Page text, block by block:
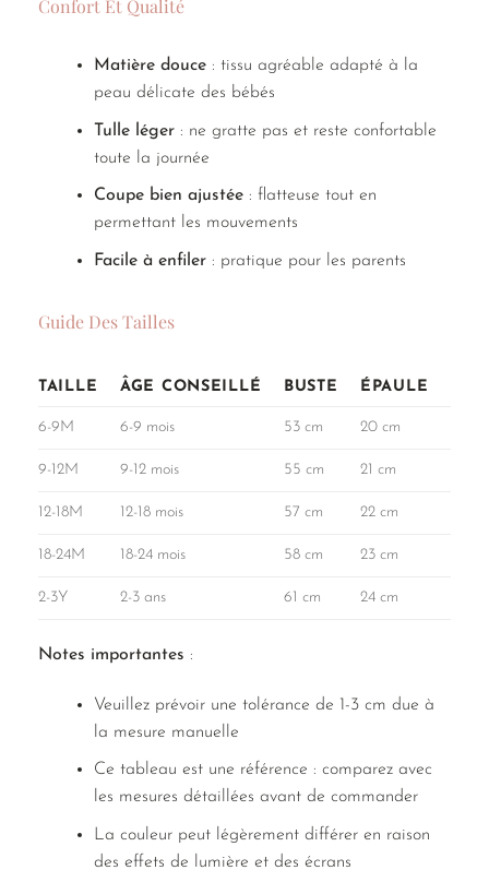
Confort Et Qualité
Matière douce: tissu agréable adapté à la
peau délicate des bébés
Tulle léger: ne gratte pas et reste confortable
toute la journée
Coupe bien ajustée: flatteuse tout en
permettant les mouvements
Facile à enfiler: pratique pour les parents
Guide Des Tailles
TAILLE ÂGE CONSEILLÉ BUSTE ÉPAULE
6-9M 6-9 mois 53 cm 20 cm
9-12M 9-12 mois 55 cm 21 cm
12-18M 12-18 mois 57 cm 22 cm
18-24M 18-24 mois 58 cm 23 cm
2-3Y 2-3 ans 61 cm 24 cm
Notes importantes :
Veuillez prévoir une tolérance de 1-3 cm due à
la mesure manuelle
Ce tableau est une référence : comparez avec
les mesures détaillées avant de commander
La couleur peut légèrement différer en raison
des effets de lumière et des écrans